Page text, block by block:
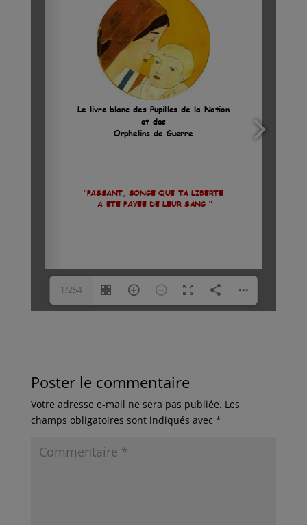
1/254
Poster le commentaire
Votre adresse e-mail ne sera pas publiée. Les
champs obligatoires sont indiqués avec *